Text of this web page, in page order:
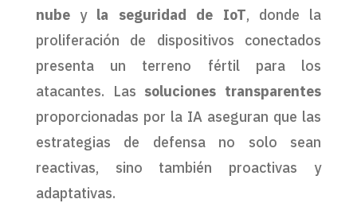
nubey la seguridad de IoT, donde la
proliferación de dispositivos conectados
presenta un terreno fértil para los
atacantes. Las soluciones transparentes
proporcionadas por la IA aseguran que las
estrategias de defensa no solo sean
reactivas, sino también proactivas y
adaptativas.